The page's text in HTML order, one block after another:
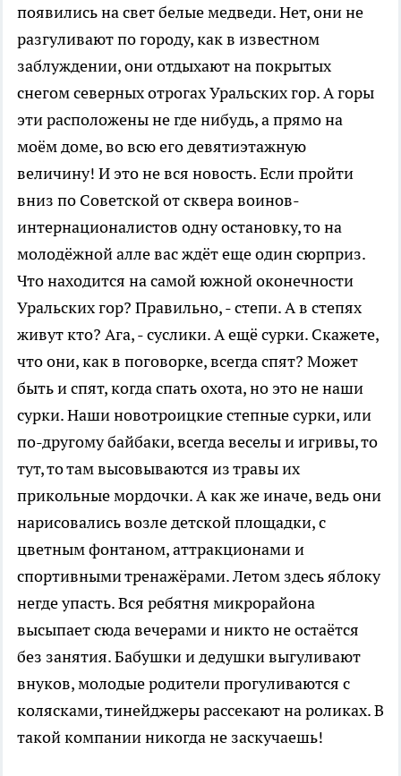
появились на свет белые медведи. Нет, они не
разгуливают по городу, как в известном
заблуждении, они отдыхают на покрытых
снегом северных отрогах Уральских гор. А горы
эти расположены не где нибудь, а прямо на
моём доме, во всю его девятиэтажную
величину! И это не вся новость. Если пройти
вниз по Советской от сквера воинов-
интернационалистов одну остановку, то на
молодёжной алле вас ждёт еще один сюрприз.
Что находится на самой южной оконечности
Уральских гор? Правильно, - степи. А в степях
живут кто? Ага, - суслики. А ещё сурки. Скажете,
что они, как в поговорке, всегда спят? Может
быть и спят, когда спать охота, но это не наши
сурки. Наши новотроицкие степные сурки, или
по-другому байбаки, всегда веселы и игривы, то
тут, то там высовываются из травы их
прикольные мордочки. А как же иначе, ведь они
нарисовались возле детской площадки, с
цветным фонтаном, аттракционами и
спортивными тренажёрами. Летом здесь яблоку
негде упасть. Вся ребятня микрорайона
высыпает сюда вечерами и никто не остаётся
без занятия. Бабушки и дедушки выгуливают
внуков, молодые родители прогуливаются с
колясками, тинейджеры рассекают на роликах. В
такой компании никогда не заскучаешь!